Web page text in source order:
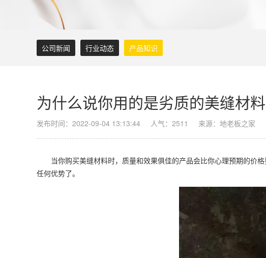
公司新闻 行业动态 产品知识
为什么说你用的是劣质的美缝材
发布时间：2022-09-04 13:13:44 人气：2511 来源：地老板之家
当你购买美缝材料时，质量和效果俱佳的产品会比你心理预期的价
任何优势了。